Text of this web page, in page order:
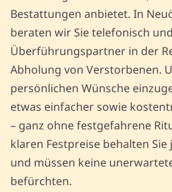
Bestattungen anbietet. In
beraten wir Sie telefonisch
Überführungspartner in der
Abholung von Verstorbenen.
persönlichen Wünsche
etwas einfacher sowie
– ganz ohne festgefahrene
klaren Festpreise behalten
und müssen keine
befürchten.